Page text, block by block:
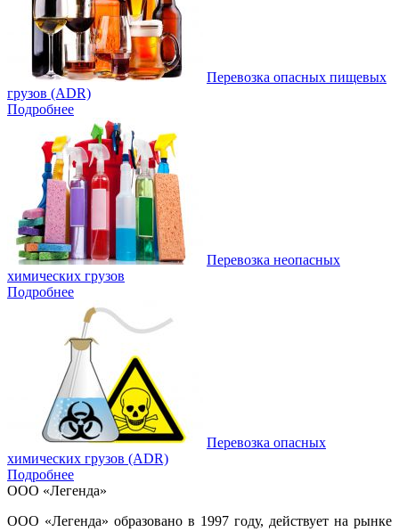
Перевозка опасных пищевых
грузов (ADR)
Подробнее
Перевозка неопасных
химических грузов
Подробнее
Перевозка опасных
химических грузов (ADR)
Подробнее
ООО «Легенда»
ООО «Легенда» образовано в 1997 году, действует на рынке